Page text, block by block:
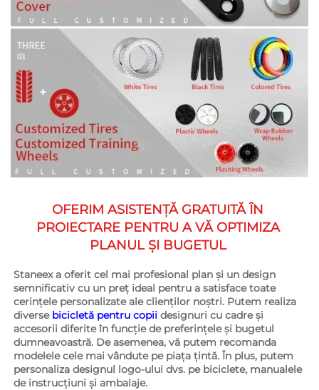
OFERIM ASISTENȚĂ GRATUITĂ ÎN
PROIECTARE PENTRU A VĂ OPTIMIZA
PLANUL ȘI BUGETUL
Staneex a oferit cel mai profesional plan și un design
semnificativ cu un preț ideal pentru a satisface toate
cerințele personalizate ale clienților noștri. Putem realiza
diverse bicicletă pentru copii designuri cu cadre și
accesorii diferite în funcție de preferințele și bugetul
dumneavoastră. De asemenea, vă putem recomanda
modelele cele mai vândute pe piața țintă. În plus, putem
personaliza designul logo-ului dvs. pe biciclete, manualele
de instrucțiuni și ambalaje.